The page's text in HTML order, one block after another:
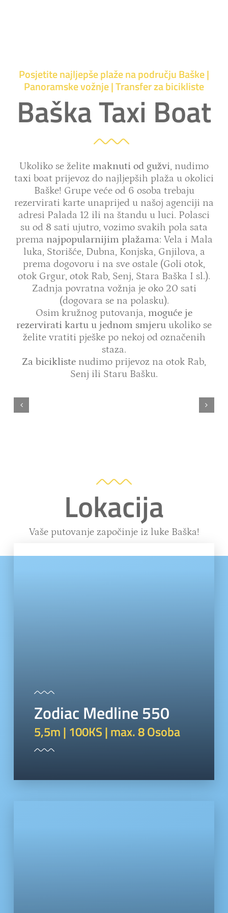
Posjetite najljepše plaže na području Baške |
Panoramske vožnje | Transfer za bicikliste
Baška Taxi Boat
Ukoliko se želite maknuti od gužvi, nudimo
taxi boat prijevoz do najljepših plaža u okolici
Baške! Grupe veće od 6 osoba trebaju
rezervirati karte unaprijed u našoj agenciji na
adresi Palada 12 ili na štandu u luci. Polasci
su od 8 sati ujutro, vozimo svakih pola sata
prema najpopularnijim plažama: Vela i Mala
luka, Storišće, Dubna, Konjska, Gnjilova, a
prema dogovoru i na sve ostale (Goli otok,
otok Grgur, otok Rab, Senj, Stara Baška I sl.).
Zadnja povratna vožnja je oko 20 sati
(dogovara se na polasku).
Osim kružnog putovanja, moguće je
rezervirati kartu u jednom smjeru ukoliko se
želite vratiti pješke po nekoj od označenih
staza.
Za bicikliste nudimo prijevoz na otok Rab,
Senj ili Staru Bašku.
Lokacija
Vaše putovanje započinje iz luke Baška!
Zodiac Medline 550
5,5m | 100KS | max. 8 Osoba